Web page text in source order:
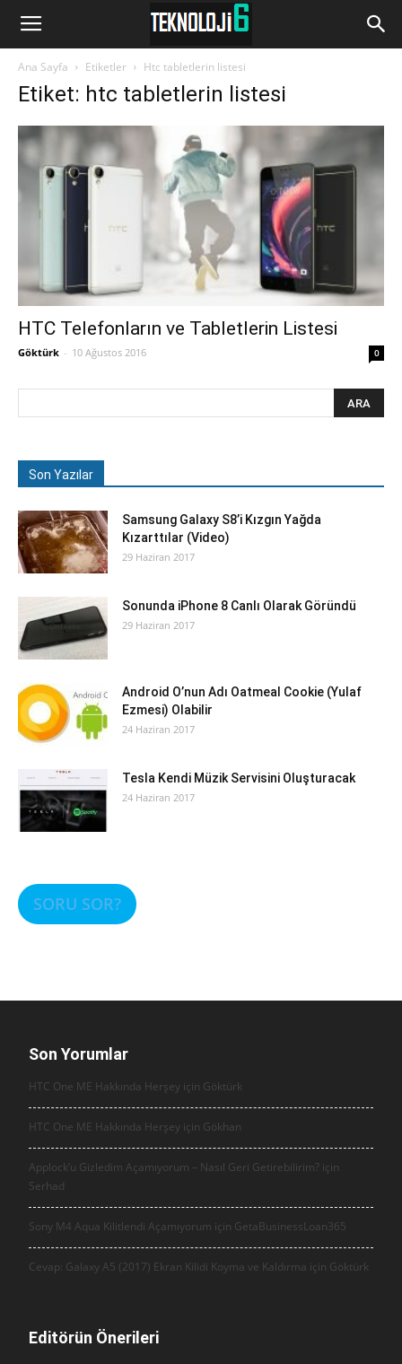
www.Teknoloji6.com
Ana Sayfa Etiketler Htc tabletlerin listesi
Etiket: htc tabletlerin listesi
HTC Telefonların ve Tabletlerin Listesi
Göktürk - 10 Ağustos 2016 0
Son Yazılar
Samsung Galaxy S8’i Kızgın Yağda
Kızarttılar (Video)
29 Haziran 2017
Sonunda iPhone 8 Canlı Olarak Göründü
29 Haziran 2017
Android O’nun Adı Oatmeal Cookie (Yulaf
Ezmesi) Olabilir
24 Haziran 2017
Tesla Kendi Müzik Servisini Oluşturacak
24 Haziran 2017
SORU SOR?
Son Yorumlar
HTC One ME Hakkında Herşey için Göktürk
HTC One ME Hakkında Herşey için Gökhan
Applock’u Gizledim Açamıyorum – Nasıl Geri Getirebilirim? için
Serhad
Sony M4 Aqua Kilitlendi Açamıyorum için GetaBusinessLoan365
Cevap: Galaxy A5 (2017) Ekran Kilidi Koyma ve Kaldırma için Göktürk
Editörün Önerileri